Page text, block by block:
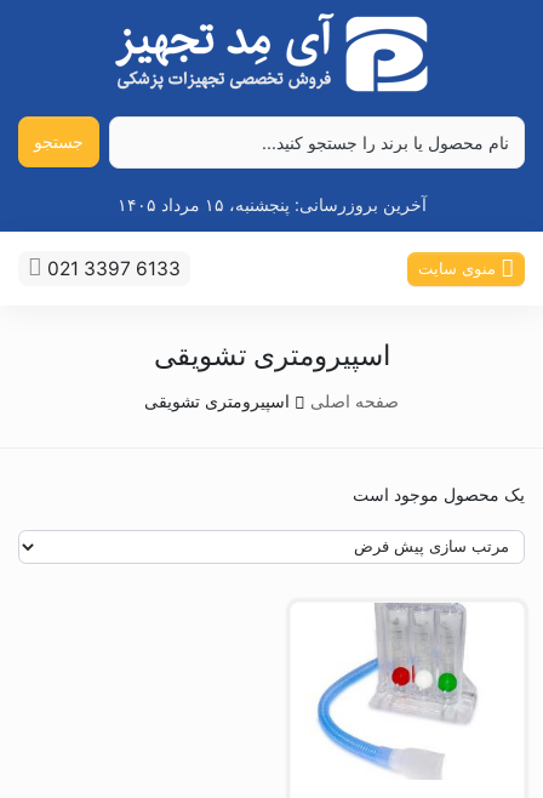
جستجو
آخرین بروزرسانی: پنجشنبه، ۱۵ مرداد ۱۴۰۵
منوی سایت 021 3397 6133
اسپیرومتری تشویقی
صفحه اصلی اسپیرومتری تشویقی
یک محصول موجود است